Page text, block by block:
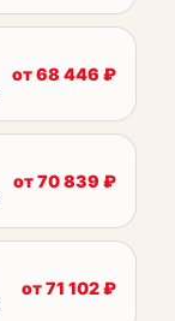
от68 446 ₽
от70 839 ₽
от71 102₽